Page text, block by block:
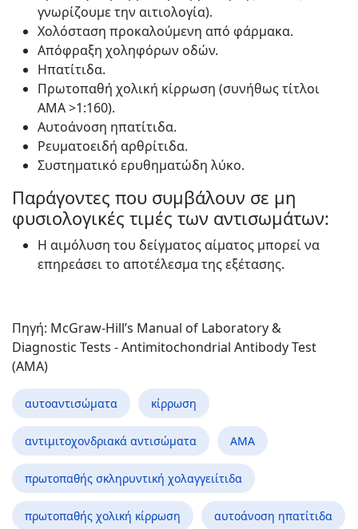
γνωρίζουμε την αιτιολογία).
Χολόσταση προκαλούμενη από φάρμακα.
Απόφραξη χοληφόρων οδών.
Ηπατίτιδα.
Πρωτοπαθή χολική κίρρωση (συνήθως τίτλοι
ΑΜΑ >1:160).
Αυτοάνοση ηπατίτιδα.
Ρευματοειδή αρθρίτιδα.
Συστηματικό ερυθηματώδη λύκο.
Παράγοντες που συμβάλουν σε μη
φυσιολογικές τιμές των αντισωμάτων:
Η αιμόλυση του δείγματος αίματος μπορεί να
επηρεάσει το αποτέλεσμα της εξέτασης.
Πηγή: McGraw-Hill’s Manual of Laboratory &
Diagnostic Tests - Antimitochondrial Antibody Test
(AMA)
αυτοαντισώματα κίρρωση
αντιμιτοχονδριακά αντισώματα ΑΜΑ
πρωτοπαθής σκληρυντική χολαγγειίτιδα
πρωτοπαθής χολική κίρρωση αυτοάνοση ηπατίτιδα